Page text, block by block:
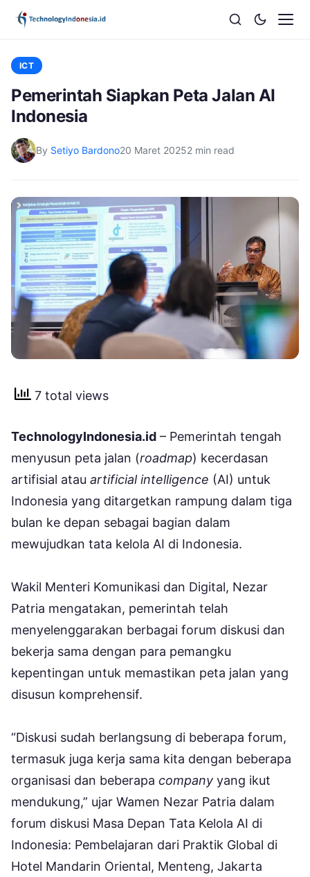
ICT
Pemerintah Siapkan Peta Jalan AI
Indonesia
By Setiyo Bardono20 Maret 20252 min read
7 total views
TechnologyIndonesia.id – Pemerintah tengah
menyusun peta jalan (roadmap) kecerdasan
artifisial atau artificial intelligence (AI) untuk
Indonesia yang ditargetkan rampung dalam tiga
bulan ke depan sebagai bagian dalam
mewujudkan tata kelola AI di Indonesia.
Wakil Menteri Komunikasi dan Digital, Nezar
Patria mengatakan, pemerintah telah
menyelenggarakan berbagai forum diskusi dan
bekerja sama dengan para pemangku
kepentingan untuk memastikan peta jalan yang
disusun komprehensif.
“Diskusi sudah berlangsung di beberapa forum,
termasuk juga kerja sama kita dengan beberapa
organisasi dan beberapa company yang ikut
mendukung,” ujar Wamen Nezar Patria dalam
forum diskusi Masa Depan Tata Kelola AI di
Indonesia: Pembelajaran dari Praktik Global di
Hotel Mandarin Oriental, Menteng, Jakarta